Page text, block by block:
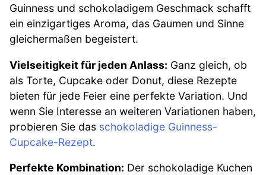
Guinness und schokoladigem Geschmack schafft
ein einzigartiges Aroma, das Gaumen und Sinne
gleichermaßen begeistert.
Vielseitigkeit für jeden Anlass: Ganz gleich, ob
als Torte, Cupcake oder Donut, diese Rezepte
bieten für jede Feier eine perfekte Variation. Und
wenn Sie Interesse an weiteren Variationen haben,
probieren Sie das schokoladige Guinness-
Cupcake-Rezept.
Perfekte Kombination: Der schokoladige Kuchen